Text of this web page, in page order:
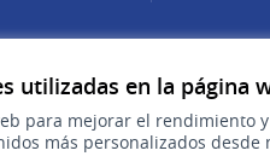
utilizadas en la página
para mejorar el rendimiento
más personalizados desde